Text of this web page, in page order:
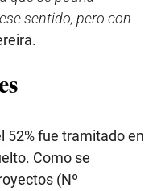
sentido, pero con
52% fue tramitado en
Como se
(Nº